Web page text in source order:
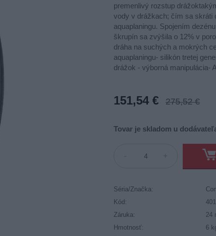
premenlivý rozstup
vody v drážkach; čím sa skráti
aquaplaningu. Spojením
škrupín sa zvýšila o 12% v
dráha na suchých a mokrých
aquaplaningu- silikón tretej
drážok - výborná manipulácia-
151,54 € 275,52 €
Tovar je skladom u
Séria/Značka:
Kód:
Záruka:
24
Hmotnosť:
6